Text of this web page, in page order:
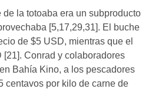
de la totoaba era un subproducto
[5,17,29,31]. El buche
de $5 USD, mientras que el
[21]. Conrad y colaboradores
Bahía Kino, a los pescadores
centavos por kilo de carne de